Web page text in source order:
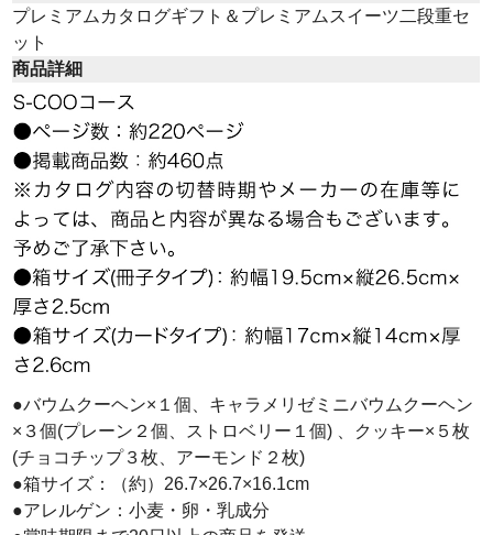
プレミアムカタログギフト＆プレミアムスイーツ二段重セ
ット
商品詳細
●バウムクーヘン×１個、キャラメリゼミニバウムクーヘン
×３個(プレーン２個、ストロベリー１個) 、クッキー×５枚
(チョコチップ３枚、アーモンド２枚)
●箱サイズ：（約）26.7×26.7×16.1cm
●アレルゲン：小麦・卵・乳成分